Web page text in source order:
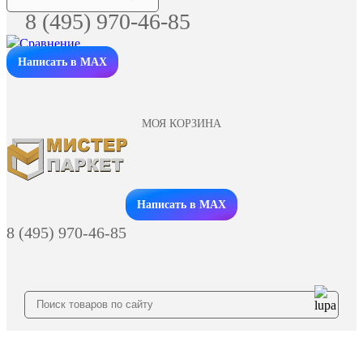
8 (495) 970-46-85
Написать в MAX
МОЯ КОРЗИНА
Заказать звонок
Написать в MAX
8 (495) 970-46-85